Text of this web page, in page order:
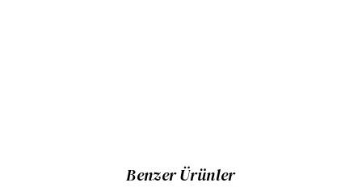
Benzer Ürünler